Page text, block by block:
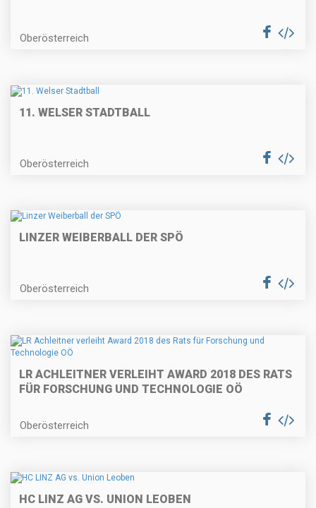
Oberösterreich
11. WELSER STADTBALL
Oberösterreich
LINZER WEIBERBALL DER SPÖ
Oberösterreich
LR ACHLEITNER VERLEIHT AWARD 2018 DES RATS
FÜR FORSCHUNG UND TECHNOLOGIE OÖ
Oberösterreich
HC LINZ AG VS. UNION LEOBEN